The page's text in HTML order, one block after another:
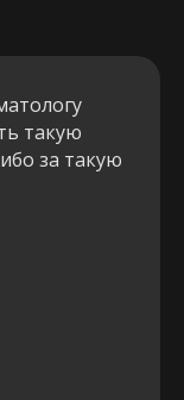
такую
за такую